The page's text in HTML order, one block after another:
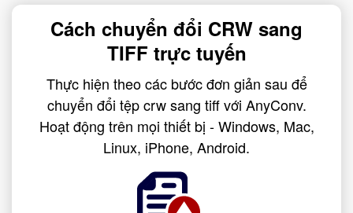
Cách chuyển đổi CRW sang
TIFF trực tuyến
Thực hiện theo các bước đơn giản sau để
chuyển đổi tệp crw sang tiff với AnyConv.
Hoạt động trên mọi thiết bị - Windows, Mac,
Linux, iPhone, Android.